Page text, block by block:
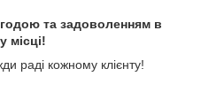
та задоволенням в
місці!
раді кожному клієнту!